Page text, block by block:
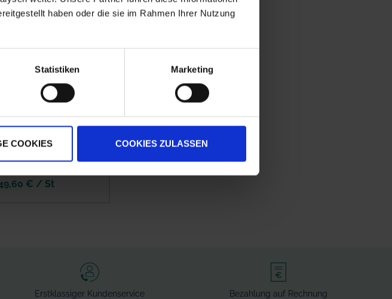
haben oder die sie im Rahmen Ihrer Nutzung
Statistiken Marketing
COOKIES COOKIES ZULASSEN
Mais, für
€ / St
Erstklassiger Kundenservice Bezahlung auf Rechnung